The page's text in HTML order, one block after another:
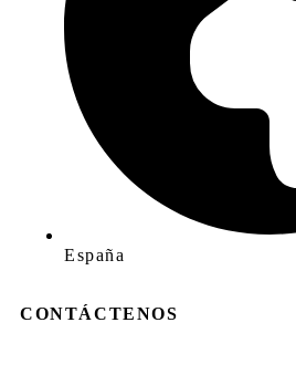
España
CONTÁCTENOS